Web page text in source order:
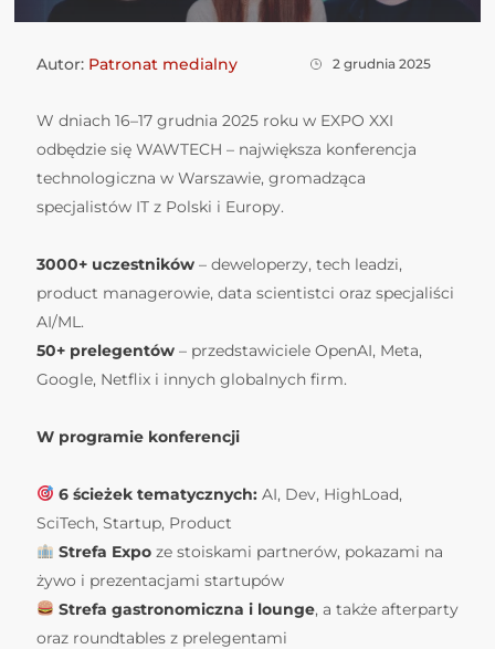
Autor: Patronat medialny 2 grudnia 2025
W dniach 16–17 grudnia 2025 roku w EXPO XXI
odbędzie się WAWTECH – największa konferencja
technologiczna w Warszawie, gromadząca
specjalistów IT z Polski i Europy.
3000+ uczestników – deweloperzy, tech leadzi,
product managerowie, data scientistci oraz specjaliści
AI/ML.
50+ prelegentów – przedstawiciele OpenAI, Meta,
Google, Netflix i innych globalnych firm.
W programie konferencji
6 ścieżek tematycznych:AI, Dev, HighLoad,
SciTech, Startup, Product
Strefa Expoze stoiskami partnerów, pokazami na
żywo i prezentacjami startupów
Strefa gastronomiczna i lounge, a także afterparty
oraz roundtables z prelegentami